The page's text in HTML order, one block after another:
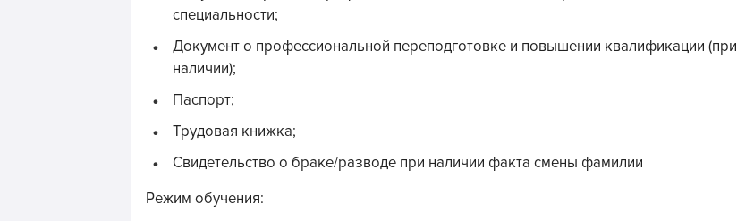
специальности;
Документ о профессиональной переподготовке и повышении квалификации (при
наличии);
Паспорт;
Трудовая книжка;
Свидетельство о браке/разводе при наличии факта смены фамилии
Режим обучения: